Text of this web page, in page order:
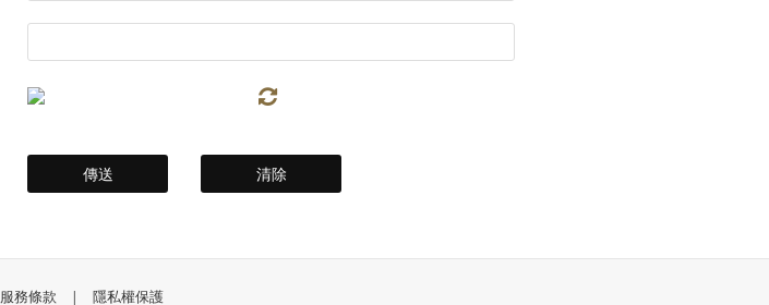
服務條款 | 隱私權保護